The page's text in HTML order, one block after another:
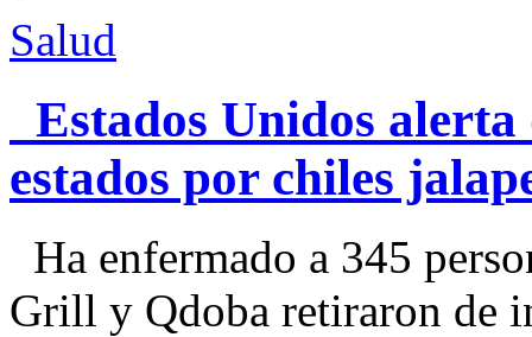
Salud
Estados Unidos alerta
estados por chiles
Ha enfermado a 345
Grill y Qdoba retiraron de